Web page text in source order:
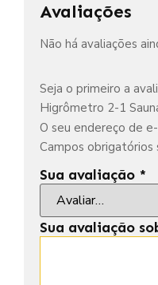
Avaliações
Não há avaliações
Seja o primeiro a
Higrômetro 2-1
O seu endereço de
Campos obrigatórios
Sua avaliação *
Sua avaliação